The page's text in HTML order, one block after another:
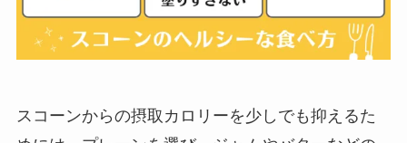
スコーンからの摂取カロリーを少しでも抑えるた